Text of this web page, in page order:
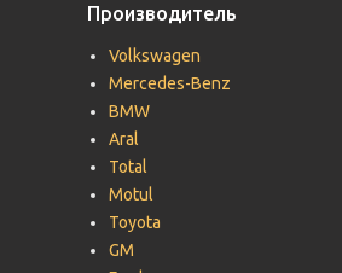
Производитель
Volkswagen
Mercedes-Benz
BMW
Aral
Total
Motul
Toyota
GM